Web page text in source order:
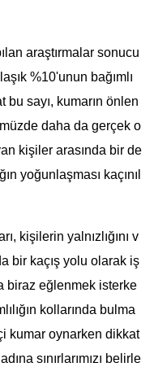
araştırmalar sonucu
%10'unun bağımlı
bu sayı, kumarın önlen
daha da gerçek o
kişiler arasında bir de
yoğunlaşması kaçınıl
kişilerin yalnızlığını v
bir kaçış yolu olarak iş
biraz eğlenmek isterke
kollarında bulma
kumar oynarken dikkat
sınırlarımızı belirle